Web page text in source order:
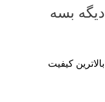
بسه
بالاترین کیفیت